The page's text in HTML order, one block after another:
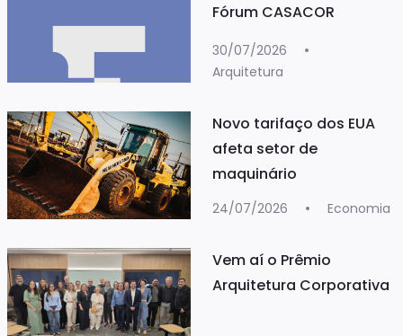
Fórum CASACOR
30/07/2026
Arquitetura
Novo tarifaço dos EUA
afeta setor de
maquinário
24/07/2026 Economia
Vem aí o Prêmio
Arquitetura Corporativa